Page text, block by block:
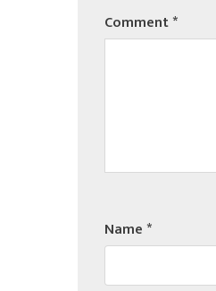
Comment*
Name*